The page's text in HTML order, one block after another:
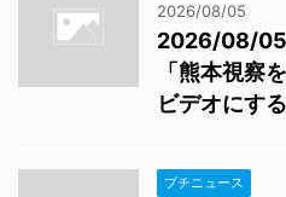
2026/08/05
2026/08/05
「熊本視察
ビデオにす
プチニュース